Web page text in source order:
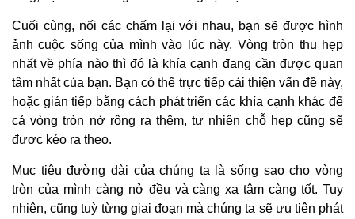
Cuối cùng, nối các chấm lại với nhau, bạn sẽ được hình
ảnh cuộc sống của mình vào lúc này. Vòng tròn thu hẹp
nhất về phía nào thì đó là khía cạnh đang cần được quan
tâm nhất của bạn. Bạn có thể trực tiếp cải thiện vấn đề này,
hoặc gián tiếp bằng cách phát triển các khía cạnh khác để
cả vòng tròn nở rộng ra thêm, tự nhiên chỗ hẹp cũng sẽ
được kéo ra theo.
Mục tiêu đường dài của chúng ta là sống sao cho vòng
tròn của mình càng nở đều và càng xa tâm càng tốt. Tuy
nhiên, cũng tuỳ từng giai đoạn mà chúng ta sẽ ưu tiên phát